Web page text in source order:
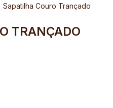
Sapatilha Couro Trançado
TRANÇADO